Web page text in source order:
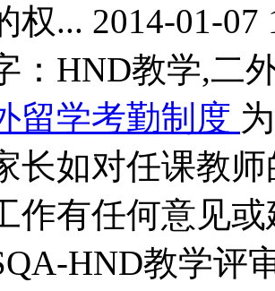
权... 2014-01-07
：HND教学,二
留学考勤制度
长如对任课教
作有任何意见
HND教学评